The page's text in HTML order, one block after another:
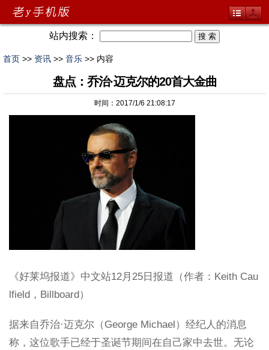
站内搜索：
首页 >> 资讯 >> 音乐 >> 内容
盘点：乔治·迈克尔的20首大金曲
时间：2017/1/6 21:08:17
《好莱坞报道》中文站12月25日报道（作者：Keith Cau
lfield，Billboard）
据来自乔治·迈克尔（George Michael）经纪人的消息
称，这位歌手已经于圣诞节期间在自己家中去世。无论